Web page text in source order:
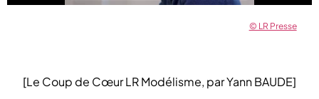
© LR Presse
[Le Coup de Cœur LR Modélisme, par Yann BAUDE]